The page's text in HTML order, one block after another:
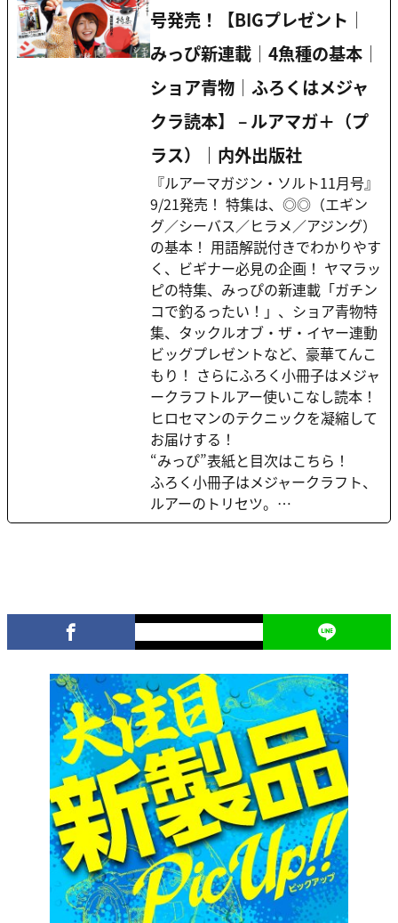
号発売！【BIGプレゼント│
みっぴ新連載│4魚種の基本│
ショア青物│ふろくはメジャ
クラ読本】 – ルアマガ＋（プ
ラス）｜内外出版社
『ルアーマガジン・ソルト11月号』
9/21発売！ 特集は、◎◎（エギン
グ／シーバス／ヒラメ／アジング）
の基本！ 用語解説付きでわかりやす
く、ビギナー必見の企画！ ヤマラッ
ピの特集、みっぴの新連載「ガチン
コで釣るったい！」、ショア青物特
集、タックルオブ・ザ・イヤー連動
ビッグプレゼントなど、豪華てんこ
もり！ さらにふろく小冊子はメジャ
ークラフトルアー使いこなし読本！
ヒロセマンのテクニックを凝縮して
お届けする！
“みっぴ”表紙と目次はこちら！
ふろく小冊子はメジャークラフト、
ルアーのトリセツ。…